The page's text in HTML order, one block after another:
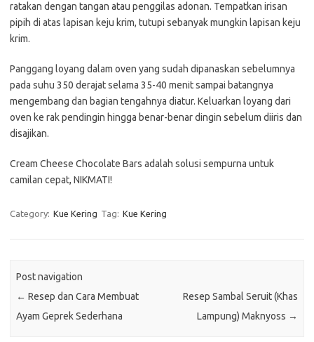
ratakan dengan tangan atau penggilas adonan. Tempatkan irisan
pipih di atas lapisan keju krim, tutupi sebanyak mungkin lapisan keju
krim.
Panggang loyang dalam oven yang sudah dipanaskan sebelumnya
pada suhu 350 derajat selama 35-40 menit sampai batangnya
mengembang dan bagian tengahnya diatur. Keluarkan loyang dari
oven ke rak pendingin hingga benar-benar dingin sebelum diiris dan
disajikan.
Cream Cheese Chocolate Bars adalah solusi sempurna untuk
camilan cepat, NIKMATI!
Category: Kue Kering Tag: Kue Kering
Post navigation
← Resep dan Cara Membuat
Ayam Geprek Sederhana
Resep Sambal Seruit (Khas
Lampung) Maknyoss →